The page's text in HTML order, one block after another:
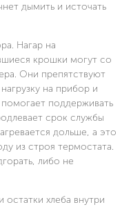
дымить и источать
Нагар на
крошки могут со
Они препятствуют
на прибор и
поддерживать
срок службы
дольше, а это
из строя термостата.
либо не
хлеба внутри